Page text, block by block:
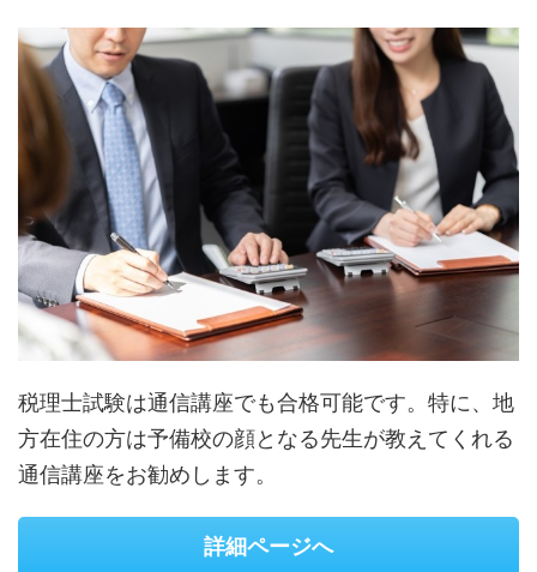
税理士試験は通信講座でも合格可能です。特に、地
方在住の方は予備校の顔となる先生が教えてくれる
通信講座をお勧めします。
詳細ページへ